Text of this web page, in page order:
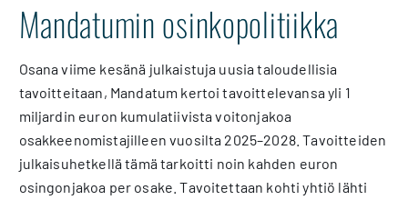
Mandatumin osinkopolitiikka
Osana viime kesänä julkaistuja uusia taloudellisia
tavoitteitaan, Mandatum kertoi tavoittelevansa yli 1
miljardin euron kumulatiivista voitonjakoa
osakkeenomistajilleen vuosilta 2025–2028. Tavoitteiden
julkaisuhetkellä tämä tarkoitti noin kahden euron
osingonjakoa per osake. Tavoitettaan kohti yhtiö lähti